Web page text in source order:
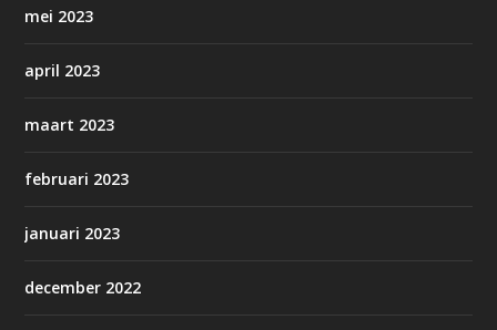
mei 2023
april 2023
maart 2023
februari 2023
januari 2023
december 2022